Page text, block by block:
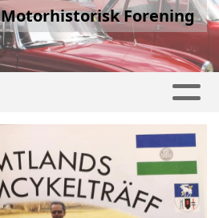
Forening